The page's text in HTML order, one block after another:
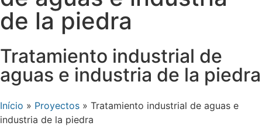
de la piedra
Tratamiento industrial de
aguas e industria de la piedra
Início » Proyectos » Tratamiento industrial de aguas e
industria de la piedra